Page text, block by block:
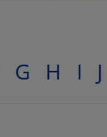
G H I J